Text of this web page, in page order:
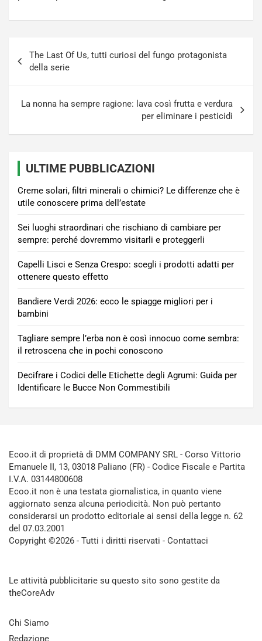
articoli
The Last Of Us, tutti curiosi del fungo protagonista
della serie
La nonna ha sempre ragione: lava così frutta e verdura
per eliminare i pesticidi
ULTIME PUBBLICAZIONI
Creme solari, filtri minerali o chimici? Le differenze che è
utile conoscere prima dell’estate
Sei luoghi straordinari che rischiano di cambiare per
sempre: perché dovremmo visitarli e proteggerli
Capelli Lisci e Senza Crespo: scegli i prodotti adatti per
ottenere questo effetto
Bandiere Verdi 2026: ecco le spiagge migliori per i
bambini
Tagliare sempre l’erba non è così innocuo come sembra:
il retroscena che in pochi conoscono
Decifrare i Codici delle Etichette degli Agrumi: Guida per
Identificare le Bucce Non Commestibili
Ecoo.it di proprietà di DMM COMPANY SRL - Corso Vittorio
Emanuele II, 13, 03018 Paliano (FR) - Codice Fiscale e Partita
I.V.A. 03144800608
Ecoo.it non è una testata giornalistica, in quanto viene
aggiornato senza alcuna periodicità. Non può pertanto
considerarsi un prodotto editoriale ai sensi della legge n. 62
del 07.03.2001
Copyright ©2026 - Tutti i diritti riservati - Contattaci
Le attività pubblicitarie su questo sito sono gestite da
theCoreAdv
Chi Siamo
Redazione